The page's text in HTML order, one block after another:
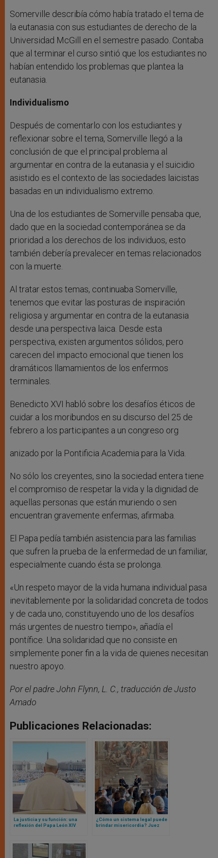
Somerville describía cómo había tratado el tema de
la eutanasia con sus estudiantes de derecho de la
Universidad McGill en el semestre pasado. Contaba
que al terminar el curso sintió que los estudiantes no
habían entendido los problemas que plantea la
eutanasia.
Individualismo
Después de comentarlo con los estudiantes y
reflexionar sobre el tema, Somerville llegó a la
conclusión de que el principal problema al
argumentar en contra de la eutanasia y el suicidio
asistido es el contexto de las sociedades laicistas
basadas en un individualismo extremo.
Una de los estudiantes de Somerville pensaba que,
dado que en la sociedad contemporánea se da
prioridad a los derechos de los individuos, esto
también debería prevalecer en temas relacionados
con la muerte.
Al tratar estos temas, continuaba Somerville,
tenemos que evitar las posturas de inspiración
religiosa y argumentar en contra de la eutanasia
desde una perspectiva laica. Desde esta
perspectiva, existen argumentos sólidos, pero
carecen del impacto emocional que tienen los
dramáticos llamamientos de los enfermos
terminales.
Benedicto XVI habló sobre los desafíos éticos de
cuidar a los moribundos en su discurso del 25 de
febrero a los participantes a un congreso org
anizado por la Pontificia Academia para la Vida.
No sólo los creyentes, sino la sociedad entera tiene
el compromiso de respetar la vida y la dignidad de
aquellas personas que están muriendo o sen
encuentran gravemente enfermas, afirmaba.
El Papa pedía también asistencia para las familias
que sufren la prueba de la enfermedad de un familiar,
especialmente cuando ésta se prolonga.
«Un respeto mayor de la vida humana individual pasa
inevitablemente por la solidaridad concreta de todos
y de cada uno, constituyendo uno de los desafíos
más urgentes de nuestro tiempo», añadía el
pontífice. Una solidaridad que no consiste en
simplemente poner fin a la vida de quienes necesitan
nuestro apoyo.
Por el padre John Flynn, L. C., traducción de Justo
Amado
Publicaciones Relacionadas:
La justicia y su función: una
reflexión del Papa León XIV
¿Cómo un sistema legal puede
brindar misericordia? Juez